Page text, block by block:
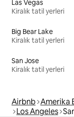
Las Vegas
Kiralık tatil yerleri
Big Bear Lake
Kiralık tatil yerleri
San Jose
Kiralık tatil yerleri
Airbnb Amerika
Los Angeles